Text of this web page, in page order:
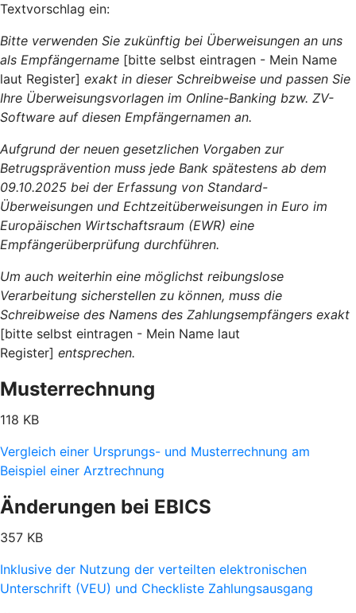
Textvorschlag ein:
Bitte verwenden Sie zukünftig bei Überweisungen an uns
als Empfängername [bitte selbst eintragen - Mein Name
laut Register] exakt in dieser Schreibweise und passen Sie
Ihre Überweisungsvorlagen im Online-Banking bzw. ZV-
Software auf diesen Empfängernamen an.
Aufgrund der neuen gesetzlichen Vorgaben zur
Betrugsprävention muss jede Bank spätestens ab dem
09.10.2025 bei der Erfassung von Standard-
Überweisungen und Echtzeitüberweisungen in Euro im
Europäischen Wirtschaftsraum (EWR) eine
Empfängerüberprüfung durchführen.
Um auch weiterhin eine möglichst reibungslose
Verarbeitung sicherstellen zu können, muss die
Schreibweise des Namens des Zahlungsempfängers exakt
[bitte selbst eintragen - Mein Name laut
Register] entsprechen.
Musterrechnung
118 KB
Vergleich einer Ursprungs- und Musterrechnung am
Beispiel einer Arztrechnung
Änderungen bei EBICS
357 KB
Inklusive der Nutzung der verteilten elektronischen
Unterschrift (VEU) und Checkliste Zahlungsausgang